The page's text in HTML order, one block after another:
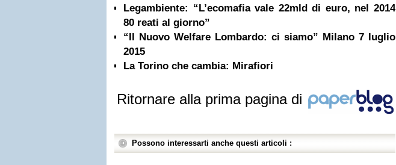
Legambiente: “L’ecomafia vale 22mld di euro, nel 2014
80 reati al giorno”
“Il Nuovo Welfare Lombardo: ci siamo” Milano 7 luglio
2015
La Torino che cambia: Mirafiori
Ritornare alla prima pagina di
Possono interessarti anche questi articoli :